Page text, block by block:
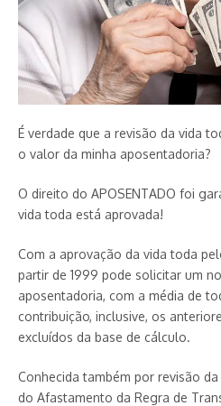
É verdade que a revisão da vida
o valor da minha aposentadoria?
O direito do APOSENTADO foi
vida toda está aprovada!
Com a aprovação da vida toda
partir de 1999 pode solicitar um
aposentadoria, com a média de
contribuição, inclusive, os
excluídos da base de cálculo.
Conhecida também por revisão da
do Afastamento da Regra de